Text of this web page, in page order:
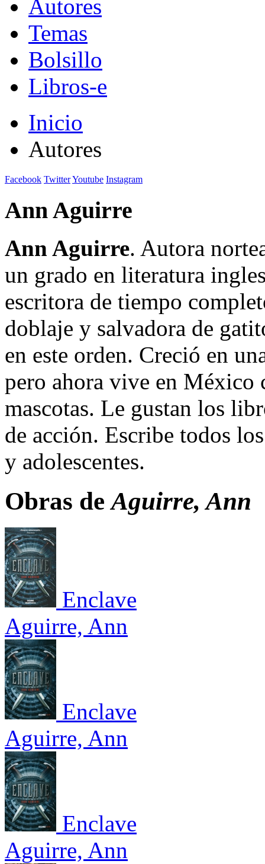
Autores
Temas
Bolsillo
Libros-e
Inicio
Autores
Facebook TwitterYoutube Instagram
Ann Aguirre
Ann Aguirre. Autora
un grado en literatura
escritora de tiempo
doblaje y salvadora de
en este orden. Creció en
pero ahora vive en México
mascotas. Le gustan los
de acción. Escribe todos
y adolescentes.
Obras deAguirre, Ann
Enclave
Aguirre, Ann
Enclave
Aguirre, Ann
Enclave
Aguirre, Ann